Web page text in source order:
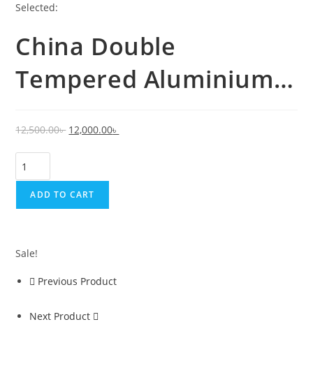
Selected:
China Double
Tempered Aluminium…
12,500.00৳ Original
12,500.00৳ .
12,000.00৳
China
Double
Tempered
Aluminium
door
10077
ADD TO CART
Sale!
Previous Product
Next Product